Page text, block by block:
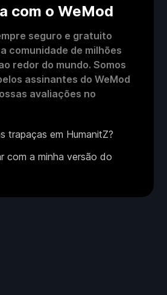
com o WeMod
seguro e gratuito
comunidade de milhões
redor do mundo. Somos
assinantes do WeMod
avaliações no
trapaças em HumanitZ?
com a minha versão do